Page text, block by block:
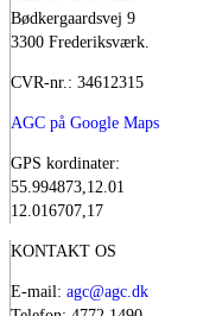
Bødkergaardsvej 9
3300 Frederiksværk.
CVR-nr.: 34612315
AGC på Google Maps
GPS kordinater:
55.994873,12.01
12.016707,17
KONTAKT OS
E-mail: agc@agc.dk